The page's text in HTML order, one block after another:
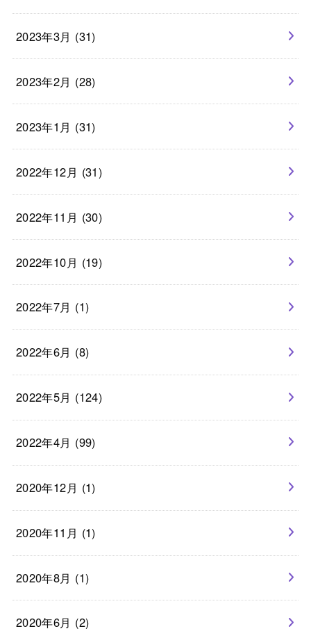
2023年3月 (31)
2023年2月 (28)
2023年1月 (31)
2022年12月 (31)
2022年11月 (30)
2022年10月 (19)
2022年7月 (1)
2022年6月 (8)
2022年5月 (124)
2022年4月 (99)
2020年12月 (1)
2020年11月 (1)
2020年8月 (1)
2020年6月 (2)